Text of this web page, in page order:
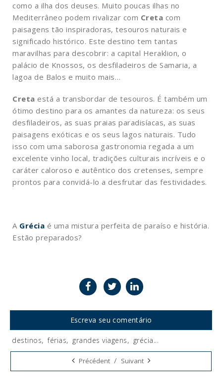
como a ilha dos deuses. Muito poucas ilhas no
Mediterrâneo podem rivalizar com Creta com
paisagens tão inspiradoras, tesouros naturais e
significado histórico. Este destino tem tantas
maravilhas para descobrir: a capital Heraklion, o
palácio de Knossos, os desfiladeiros de Samaria, a
lagoa de Balos e muito mais…
Creta está a transbordar de tesouros. É também um
ótimo destino para os amantes da natureza: os seus
desfiladeiros, as suas praias paradisíacas, as suas
paisagens exóticas e os seus lagos naturais. Tudo
isso com uma saborosa gastronomia regada a um
excelente vinho local, tradições culturais incríveis e o
caráter caloroso e autêntico dos cretenses, sempre
prontos para convidá-lo a desfrutar das festividades.
A Grécia é uma mistura perfeita de paraíso e história.
Estão preparados?
Escreva seu comentário
Tags:
destinos, férias, grandes viagens, grécia...
Précédent / Suivant